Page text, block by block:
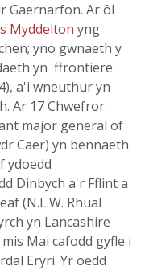
Gaernarfon. Ar ôl
Myddelton yng
yno gwnaeth y
yn 'ffrontiere
a'i wneuthur yn
Ar 17 Chwefror
major general of
Caer) yn bennaeth
ydoedd
Dinbych a'r Fflint a
(N.L.W. Rhual
yn Lancashire
Mai cafodd gyfle i
Eryri. Yr oedd